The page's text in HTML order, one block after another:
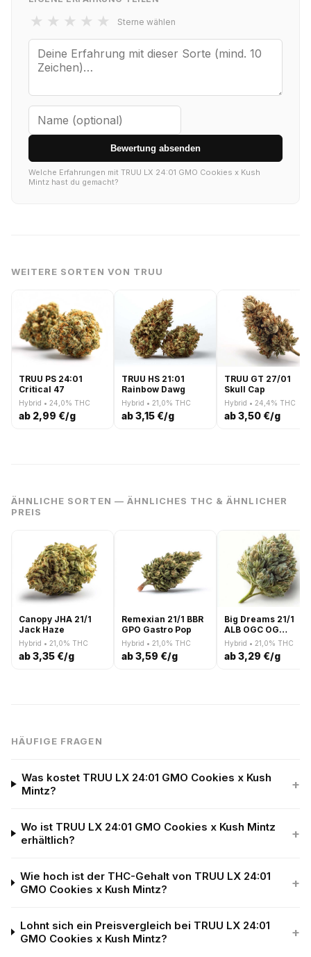
★ ★ ★ ★ ★ Sterne wählen
Bewertung absenden
Welche Erfahrungen mit TRUU LX 24:01 GMO Cookies x Kush
Mintz hast du gemacht?
WEITERE SORTEN VON TRUU
TRUU PS 24:01
Critical 47
Hybrid • 24,0% THC
ab 2,99 €/g
TRUU HS 21:01
Rainbow Dawg
Hybrid • 21,0% THC
ab 3,15 €/g
TRUU GT 27/01
Skull Cap
Hybrid • 24,4% THC
ab 3,50 €/g
ÄHNLICHE SORTEN — ÄHNLICHES THC & ÄHNLICHER
PREIS
Canopy JHA 21/1
Jack Haze
Hybrid • 21,0% THC
ab 3,35 €/g
Remexian 21/1 BBR
GPO Gastro Pop
Hybrid • 21,0% THC
ab 3,59 €/g
Big Dreams 21/1
ALB OGC OG
Cheese
Hybrid • 21,0% THC
ab 3,29 €/g
HÄUFIGE FRAGEN
Was kostet TRUU LX 24:01 GMO Cookies x Kush
Mintz?
+
Wo ist TRUU LX 24:01 GMO Cookies x Kush Mintz
erhältlich?
+
Wie hoch ist der THC-Gehalt von TRUU LX 24:01
GMO Cookies x Kush Mintz?
+
Lohnt sich ein Preisvergleich bei TRUU LX 24:01
GMO Cookies x Kush Mintz?
+